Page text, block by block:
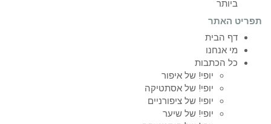
ביותר
תפריט האתר
דף הבית
מי אנחנו
כל הכתבות
יופי! של איפור
יופי! של אסתטיקה
יופי! של ציפורניים
יופי! של שיער